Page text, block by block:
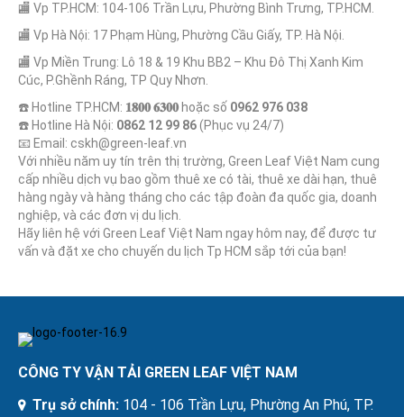
🏬 Vp TP.HCM: 104-106 Trần Lựu, Phường Bình Trưng, TP.HCM.
🏬 Vp Hà Nội: 17 Phạm Hùng, Phường Cầu Giấy, TP. Hà Nội.
🏬 Vp Miền Trung: Lô 18 & 19 Khu BB2 – Khu Đô Thị Xanh Kim
Cúc, P.Ghềnh Ráng, TP Quy Nhơn.
☎️ Hotline TP.HCM: 𝟏𝟖𝟎𝟎 𝟔𝟑𝟎𝟎 hoặc số 0962 976 038
☎️ Hotline Hà Nội: 0862 12 99 86(Phục vụ 24/7)
📧 Email: cskh@green-leaf.vn
Với nhiều năm uy tín trên thị trường, Green Leaf Việt Nam cung
cấp nhiều dịch vụ bao gồm thuê xe có tài, thuê xe dài hạn, thuê
hàng ngày và hàng tháng cho các tập đoàn đa quốc gia, doanh
nghiệp, và các đơn vị du lịch.
Hãy liên hệ với Green Leaf Việt Nam ngay hôm nay, để được tư
vấn và đặt xe cho chuyến du lịch Tp HCM sắp tới của bạn!
CÔNG TY VẬN TẢI GREEN LEAF VIỆT NAM
Trụ sở chính: 104 - 106 Trần Lựu, Phường An Phú, TP.